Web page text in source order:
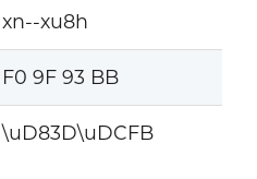
xn--xu8h
F0 9F 93 BB
\uD83D\uDCFB